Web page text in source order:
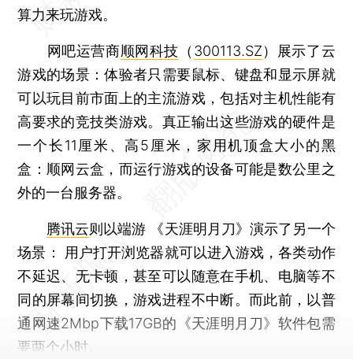
算力来玩游戏。
网吧运营商顺网科技 （ 300113.SZ）展示了云
游戏的场景：体验者只需要鼠标、键盘和显示屏就
可以玩目前市面上的主流游戏，包括对主机性能有
高要求的竞技类游戏。真正输出这些游戏的硬件是
一个长11厘米、高5厘米，家用机顶盒大小的黑
盒：顺网云盒，而运行游戏的设备可能是数公里之
外的一台服务器。
腾讯云则以端游 《天涯明月刀》演示了另一个
场景： 用户打开浏览器就可以进入游戏，各类动作
不延迟、无卡顿，甚至可以随意在手机、电脑等不
同的屏幕间切换，游戏进程不中断。而此前，以普
通网速2Mbp下载17GB的《天涯明月刀》软件包需
要两个小时。